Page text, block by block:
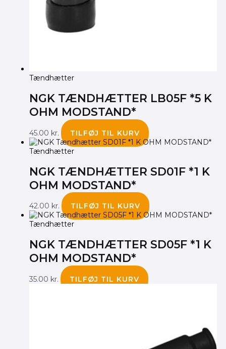
Tændhætter
NGK TÆNDHÆTTER LB05F *5 K
OHM MODSTAND*
45.00 kr.
TILFØJ TIL KURV
Tændhætter
NGK TÆNDHÆTTER SD01F *1 K
OHM MODSTAND*
42.00 kr.
TILFØJ TIL KURV
Tændhætter
NGK TÆNDHÆTTER SD05F *1 K
OHM MODSTAND*
35.00 kr. TILFØJ TIL KURV